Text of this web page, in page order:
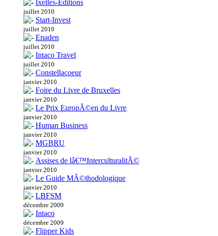
Ixelles-Editions
juillet 2010
Start-Invest
juillet 2010
Enaden
juillet 2010
Intaco Travel
juillet 2010
Constellacoeur
janvier 2010
Foire du Livre de Bruxelles
janvier 2010
Le Prix EuropÃ©en du Livre
janvier 2010
Human Business
janvier 2010
MGBRU
janvier 2010
Assises de lâ€™InterculturalitÃ©
janvier 2010
Le Guide MÃ©thodologique
janvier 2010
LBFSM
décembre 2009
Intaco
décembre 2009
Flipper Kids